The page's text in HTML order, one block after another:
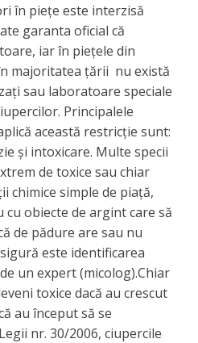
în piețe este interzisă
garanta oficial că
iar în piețele din
majoritatea țării nu există
sau laboratoare speciale
Principalele
această restricție sunt:
și intoxicare. Multe specii
de toxice sau chiar
chimice simple de piață,
obiecte de argint care să
de pădure are sau nu
este identificarea
un expert (micolog).Chiar
toxice dacă au crescut
au început să se
nr. 30/2006, ciupercile